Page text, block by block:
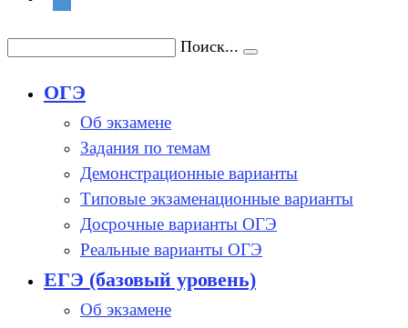
Поиск...
ОГЭ
Об экзамене
Задания по темам
Демонстрационные варианты
Типовые экзаменационные варианты
Досрочные варианты ОГЭ
Реальные варианты ОГЭ
ЕГЭ (базовый уровень)
Об экзамене